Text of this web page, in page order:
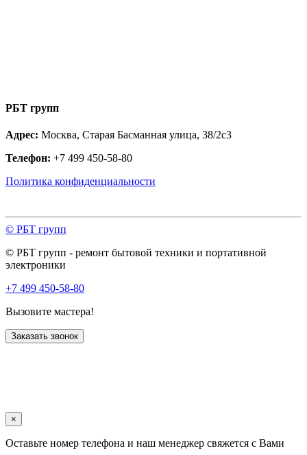
РБТ групп
Адрес: Москва, Старая Басманная улица, 38/2с3
Телефон: +7 499 450-58-80
Политика конфиденциальности
© РБТ групп
© РБТ групп - ремонт бытовой техники и портативной
электроники
+7 499 450-58-80
Вызовите мастера!
Заказать звонок
×
Оставьте номер телефона и наш менеджер свяжется с Вами